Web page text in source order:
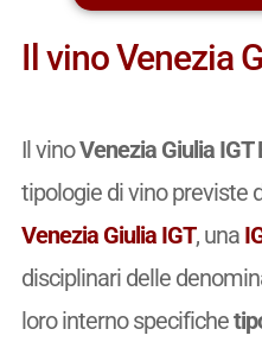
Il vino Venezia
Il vinoVenezia Giulia IGT
tipologie di vino previste
Venezia Giulia IGT, una
disciplinari delle
loro interno specifiche